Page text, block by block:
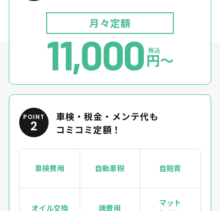
月々定額
11,000 税込
円〜
POINT
2
車検・税金・メンテ代も
コミコミ定額！
車検費用 自動車税 自賠責
オイル交換 諸費用
マット